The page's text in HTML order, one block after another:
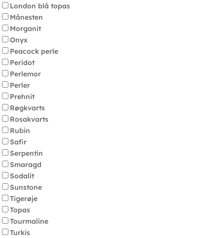
London blå topas
Månesten
Morganit
Onyx
Peacock perle
Peridot
Perlemor
Perler
Prehnit
Røgkvarts
Rosakvarts
Rubin
Safir
Serpentin
Smaragd
Sodalit
Sunstone
Tigerøje
Topas
Tourmaline
Turkis